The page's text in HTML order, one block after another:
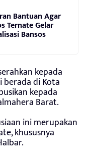
Bantuan Agar
Ternate Gelar
Bansos
kepada
di Kota
kepada
Barat.
ini merupakan
khususnya